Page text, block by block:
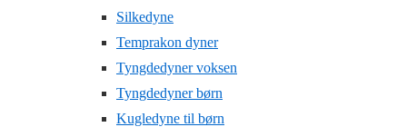
Silkedyne
Temprakon dyner
Tyngdedyner voksen
Tyngdedyner børn
Kugledyne til børn